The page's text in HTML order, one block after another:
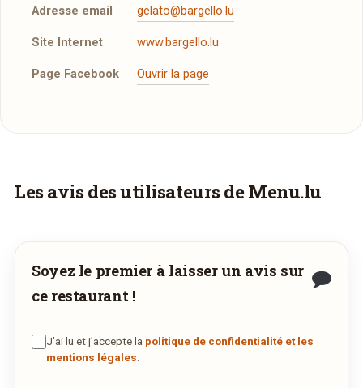
Adresse email gelato@bargello.lu
Site Internet www.bargello.lu
Page Facebook Ouvrir la page
Faites-vous livrer à domicile
COMMANDER EN LIVRAISON
VIA WEDELY.COM
Les avis des utilisateurs de Menu.lu
Soyez le premier à laisser un avis sur
ce restaurant !
J’ai lu et j’accepte la politique de confidentialité et les
mentions légales